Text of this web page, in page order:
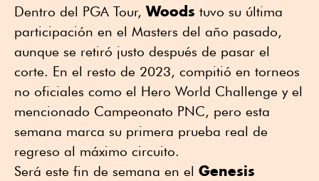
Dentro del PGA Tour,Woods tuvo su última
participación en el Masters del año pasado,
aunque se retiró justo después de pasar el
corte. En el resto de 2023, compitió en torneos
no oficiales como el Hero World Challenge y el
mencionado Campeonato PNC, pero esta
semana marca su primera prueba real de
regreso al máximo circuito.
Será este fin de semana en el Genesis